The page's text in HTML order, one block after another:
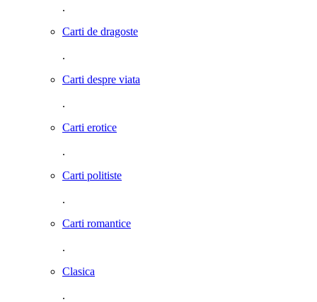
.
Carti de dragoste
.
Carti despre viata
.
Carti erotice
.
Carti politiste
.
Carti romantice
.
Clasica
.